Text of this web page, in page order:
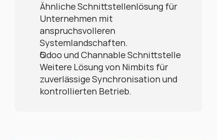
Ähnliche Schnittstellenlösung für
Unternehmen mit
anspruchsvolleren
Systemlandschaften.
Odoo und Channable Schnittstelle
Weitere Lösung von Nimbits für
zuverlässige Synchronisation und
kontrollierten Betrieb.